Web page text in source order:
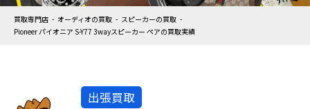
買取専門店 オーディオの買取
スピーカーの買取
Pioneer パイオニア S-Y77 3wayスピーカー ペアの買取実績
出張買取